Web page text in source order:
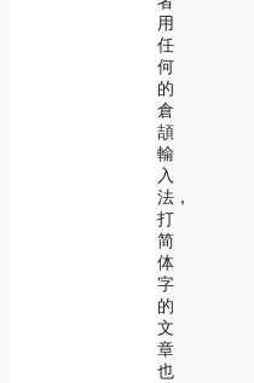
用
任
何
的
倉
頡
輸
入
法，
打
简
体
字
的
文
章
也